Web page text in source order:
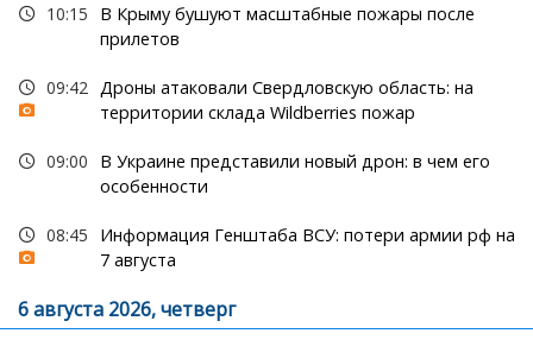
10:15
В Крыму бушуют масштабные пожары после
прилетов
09:42
Дроны атаковали Свердловскую область: на
территории склада Wildberries пожар
09:00
В Украине представили новый дрон: в чем его
особенности
08:45
Информация Генштаба ВСУ: потери армии рф на
7 августа
6 августа 2026, четверг